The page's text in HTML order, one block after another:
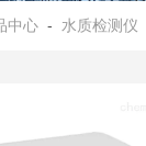
中心 - 水质检测仪